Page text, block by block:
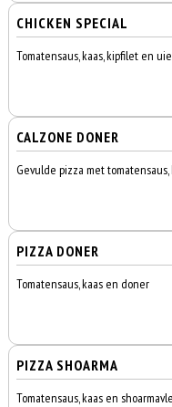
CHICKEN SPECIAL
Tomatensaus, kaas, kipfilet en
CALZONE DONER
Gevulde pizza met
PIZZA DONER
Tomatensaus, kaas en doner
PIZZA SHOARMA
Tomatensaus, kaas en